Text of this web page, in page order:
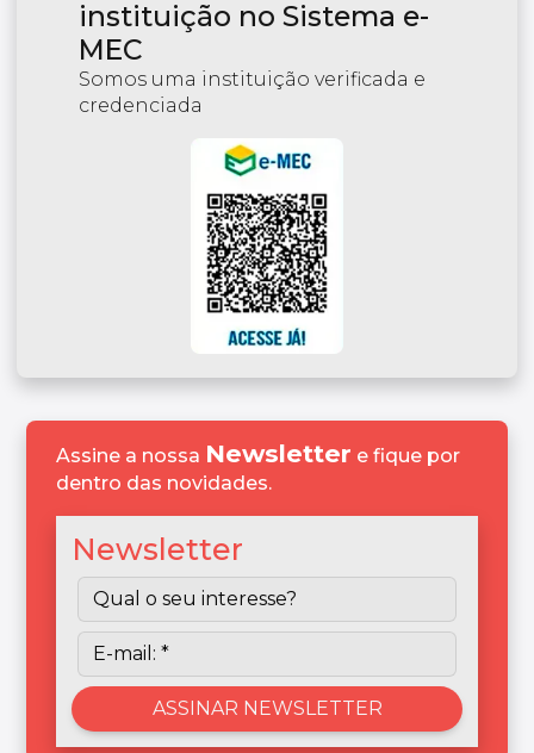
instituição no Sistema e-
MEC
Somos uma instituição verificada e
credenciada
Assine a nossa Newsletter e fique por
dentro das novidades.
Newsletter